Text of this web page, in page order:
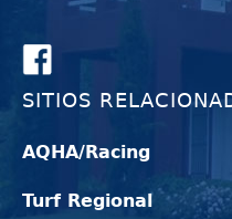
SITIOS
AQHA/Racing
Turf Regional